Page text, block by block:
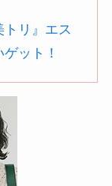
リ』エス
ット！